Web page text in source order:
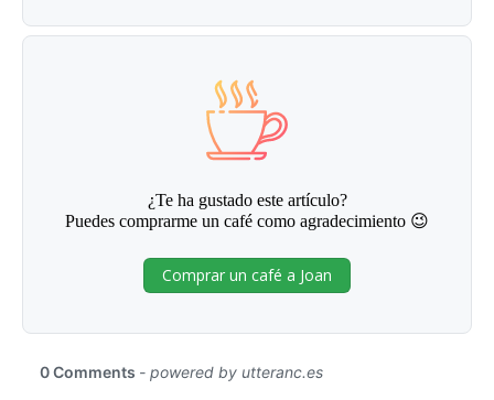
¿Te ha gustado este artículo?
Puedes comprarme un café como agradecimiento 😉
Comprar un café a Joan